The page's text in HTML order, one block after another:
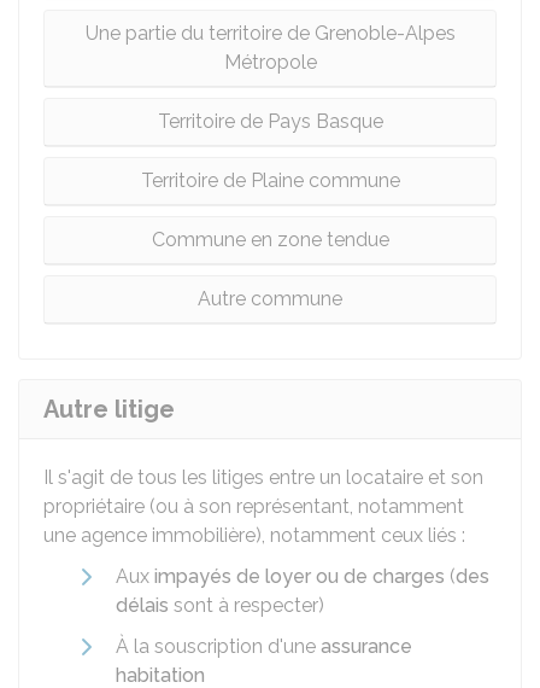
Une partie du territoire de Grenoble-Alpes
Métropole
Territoire de Pays Basque
Territoire de Plaine commune
Commune en zone tendue
Autre commune
Autre litige
Il s'agit de tous les litiges entre un locataire et son
propriétaire (ou à son représentant, notamment
une agence immobilière), notamment ceux liés :
Aux impayés de loyer ou de charges (des
délais sont à respecter)
À la souscription d'une assurance
habitation